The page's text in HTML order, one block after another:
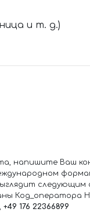
и т. д.)
напишите Ваш
следующим
Код_оператора
+49 176 22366899